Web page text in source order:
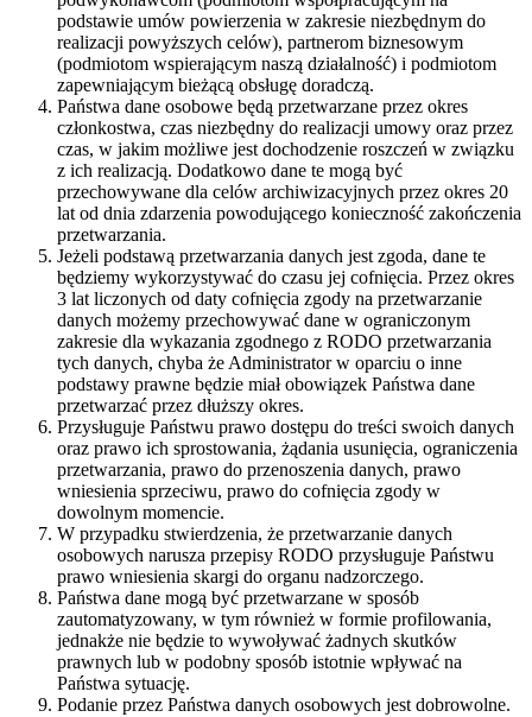
podstawie umów powierzenia w zakresie niezbędnym do
realizacji powyższych celów), partnerom biznesowym
(podmiotom wspierającym naszą działalność) i podmiotom
zapewniającym bieżącą obsługę doradczą.
Państwa dane osobowe będą przetwarzane przez okres
członkostwa, czas niezbędny do realizacji umowy oraz przez
czas, w jakim możliwe jest dochodzenie roszczeń w związku
z ich realizacją. Dodatkowo dane te mogą być
przechowywane dla celów archiwizacyjnych przez okres 20
lat od dnia zdarzenia powodującego konieczność zakończenia
przetwarzania.
Jeżeli podstawą przetwarzania danych jest zgoda, dane te
będziemy wykorzystywać do czasu jej cofnięcia. Przez okres
3 lat liczonych od daty cofnięcia zgody na przetwarzanie
danych możemy przechowywać dane w ograniczonym
zakresie dla wykazania zgodnego z RODO przetwarzania
tych danych, chyba że Administrator w oparciu o inne
podstawy prawne będzie miał obowiązek Państwa dane
przetwarzać przez dłuższy okres.
Przysługuje Państwu prawo dostępu do treści swoich danych
oraz prawo ich sprostowania, żądania usunięcia, ograniczenia
przetwarzania, prawo do przenoszenia danych, prawo
wniesienia sprzeciwu, prawo do cofnięcia zgody w
dowolnym momencie.
W przypadku stwierdzenia, że przetwarzanie danych
osobowych narusza przepisy RODO przysługuje Państwu
prawo wniesienia skargi do organu nadzorczego.
Państwa dane mogą być przetwarzane w sposób
zautomatyzowany, w tym również w formie profilowania,
jednakże nie będzie to wywoływać żadnych skutków
prawnych lub w podobny sposób istotnie wpływać na
Państwa sytuację.
Podanie przez Państwa danych osobowych jest dobrowolne.